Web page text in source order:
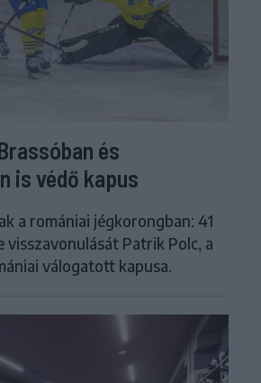
és
is védő kapus
a romániai jégkorongban: 41
visszavonulását Patrik Polc, a
válogatott kapusa.